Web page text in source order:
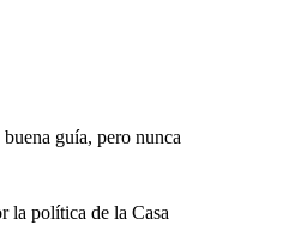
guía, pero nunca
la política de la Casa